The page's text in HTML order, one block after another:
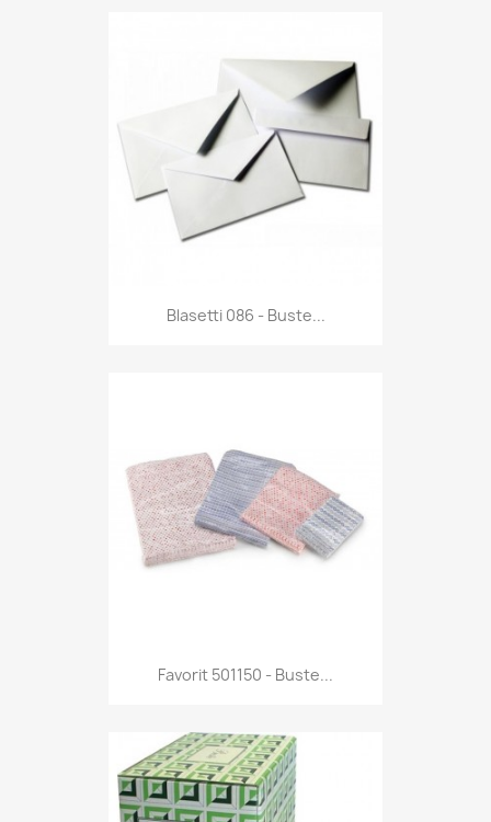
Anteprima
Blasetti 086 - Buste...
Anteprima
Favorit 501150 - Buste...